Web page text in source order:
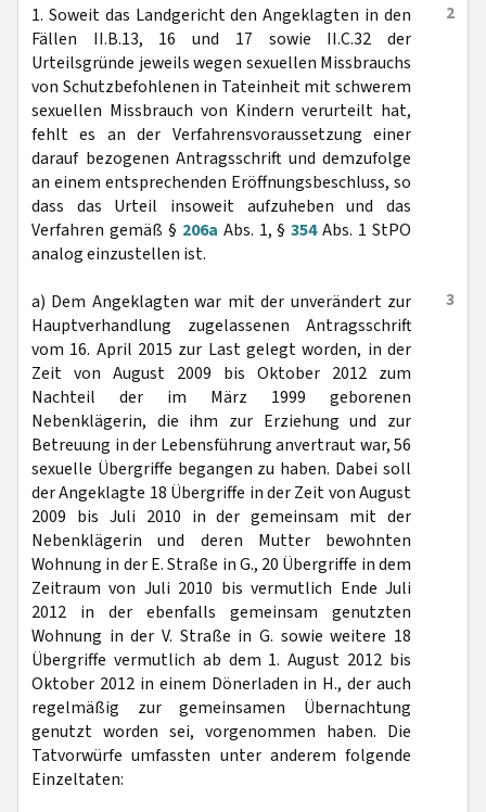
2
1. Soweit das Landgericht den Angeklagten in den
Fällen II.B.13, 16 und 17 sowie II.C.32 der
Urteilsgründe jeweils wegen sexuellen Missbrauchs
von Schutzbefohlenen in Tateinheit mit schwerem
sexuellen Missbrauch von Kindern verurteilt hat,
fehlt es an der Verfahrensvoraussetzung einer
darauf bezogenen Antragsschrift und demzufolge
an einem entsprechenden Eröffnungsbeschluss, so
dass das Urteil insoweit aufzuheben und das
Verfahren gemäß § 206a Abs. 1, §354Abs. 1 StPO
analog einzustellen ist.
3
a) Dem Angeklagten war mit der unverändert zur
Hauptverhandlung zugelassenen Antragsschrift
vom 16. April 2015 zur Last gelegt worden, in der
Zeit von August 2009 bis Oktober 2012 zum
Nachteil der im März 1999 geborenen
Nebenklägerin, die ihm zur Erziehung und zur
Betreuung in der Lebensführung anvertraut war, 56
sexuelle Übergriffe begangen zu haben. Dabei soll
der Angeklagte 18 Übergriffe in der Zeit von August
2009 bis Juli 2010 in der gemeinsam mit der
Nebenklägerin und deren Mutter bewohnten
Wohnung in der E. Straße in G., 20 Übergriffe in dem
Zeitraum von Juli 2010 bis vermutlich Ende Juli
2012 in der ebenfalls gemeinsam genutzten
Wohnung in der V. Straße in G. sowie weitere 18
Übergriffe vermutlich ab dem 1. August 2012 bis
Oktober 2012 in einem Dönerladen in H., der auch
regelmäßig zur gemeinsamen Übernachtung
genutzt worden sei, vorgenommen haben. Die
Tatvorwürfe umfassten unter anderem folgende
Einzeltaten: